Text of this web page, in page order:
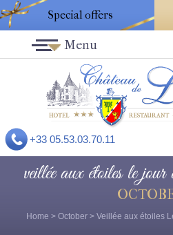
Special offers
+33 05.53.03.70.11
Menu
veillée aux étoiles le
Home > October > Veillée aux étoiles